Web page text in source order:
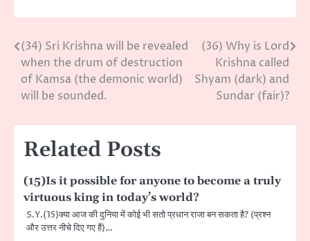
Post
navigation
(34) Sri Krishna will be revealed
when the drum of destruction
of Kamsa (the demonic world)
will be sounded.
(36) Why is Lord
Krishna called
Shyam (dark) and
Sundar (fair)?
Related Posts
(15)Is it possible for anyone to become a truly
virtuous king in today’s world?
S.Y.(15)क्या आज की दुनिया में कोई भी सतो प्रधान राजा बन सकता है? (प्रश्न
और उत्तर नीचे दिए गए हैं)…